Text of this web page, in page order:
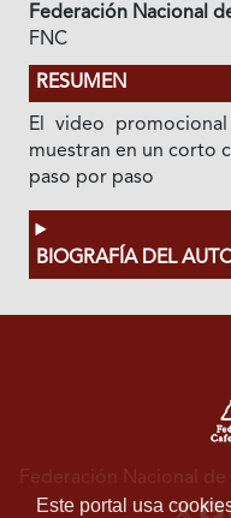
Federación Nacional
FNC
RESUMEN
El video
muestran en un corto
paso por paso
BIOGRAFÍA DEL
Este portal usa
Federación Nacional